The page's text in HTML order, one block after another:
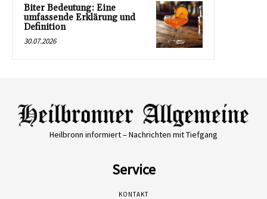
Biter Bedeutung: Eine
umfassende Erklärung und
Definition
30.07.2026
Heilbronn informiert – Nachrichten mit Tiefgang
Service
KONTAKT